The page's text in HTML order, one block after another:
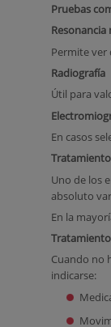
Pruebas
Resonancia
Permite ver
Radiografía
Útil para
En casos
Uno de los
absoluto
En la
Cuando no
indicarse: